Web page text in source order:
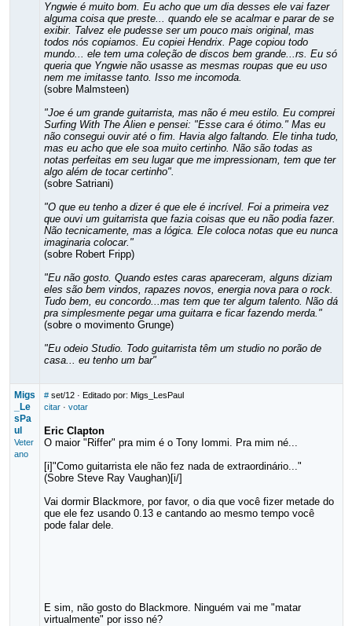
Yngwie é muito bom. Eu acho que um dia desses ele vai fazer
alguma coisa que preste... quando ele se acalmar e parar de se
exibir. Talvez ele pudesse ser um pouco mais original, mas
todos nós copiamos. Eu copiei Hendrix. Page copiou todo
mundo... ele tem uma coleção de discos bem grande...rs. Eu só
queria que Yngwie não usasse as mesmas roupas que eu uso
nem me imitasse tanto. Isso me incomoda.
(sobre Malmsteen)
"Joe é um grande guitarrista, mas não é meu estilo. Eu comprei
Surfing With The Alien e pensei: "Esse cara é ótimo." Mas eu
não consegui ouvir até o fim. Havia algo faltando. Ele tinha tudo,
mas eu acho que ele soa muito certinho. Não são todas as
notas perfeitas em seu lugar que me impressionam, tem que ter
algo além de tocar certinho".
(sobre Satriani)
"O que eu tenho a dizer é que ele é incrível. Foi a primeira vez
que ouvi um guitarrista que fazia coisas que eu não podia fazer.
Não tecnicamente, mas a lógica. Ele coloca notas que eu nunca
imaginaria colocar."
(sobre Robert Fripp)
"Eu não gosto. Quando estes caras apareceram, alguns diziam
eles são bem vindos, rapazes novos, energia nova para o rock.
Tudo bem, eu concordo...mas tem que ter algum talento. Não dá
pra simplesmente pegar uma guitarra e ficar fazendo merda."
(sobre o movimento Grunge)
"Eu odeio Studio. Todo guitarrista têm um studio no porão de
casa... eu tenho um bar"
Migs
_Le
sPa
ul
Veter
ano
# set/12· Editado por: Migs_LesPaul
citar· votar
Eric Clapton
O maior "Riffer" pra mim é o Tony Iommi. Pra mim né...
[i]"Como guitarrista ele não fez nada de extraordinário..."
(Sobre Steve Ray Vaughan)[i/]
Vai dormir Blackmore, por favor, o dia que você fizer metade do
que ele fez usando 0.13 e cantando ao mesmo tempo você
pode falar dele.
E sim, não gosto do Blackmore. Ninguém vai me "matar
virtualmente" por isso né?